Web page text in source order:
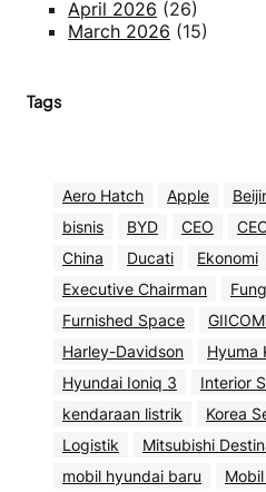
April 2026 (26)
March 2026 (15)
Tags
Aero Hatch Apple
bisnis
BYD CEO
China
Ducati Ekonomi
Executive Chairman
Furnished Space
Harley-Davidson
Hyuma
Hyundai Ioniq 3
Interior
kendaraan listrik
Korea
Logistik
Mitsubishi
mobil hyundai baru